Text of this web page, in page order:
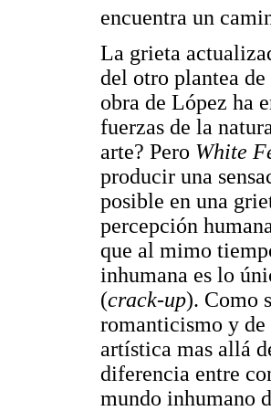
encuentra un
La grieta
del otro plantea
obra de López ha
fuerzas de la
arte? Pero White
producir una
posible en una
percepción
que al mimo
inhumana es lo
(crack-up). Como
romanticismo y
artística mas allá
diferencia entre
mundo inhumano